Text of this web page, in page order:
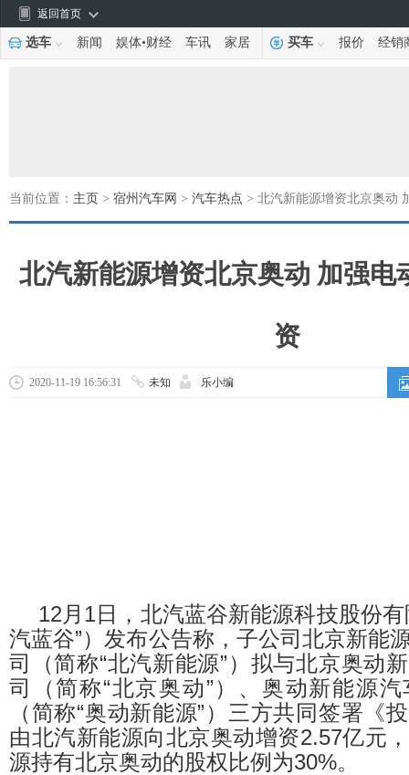
返回首页
选车 新闻 娱体•财经 车讯 家居 买车 报价 经销
当前位置： 主页 > 宿州汽车网 > 汽车热点 > 北汽新能源增资北京奥动
北汽新能源增资北京奥动 加强电
资
2020-11-19 16:56:31 未知 乐小编
12月1日，北汽蓝谷新能源科技股份
汽蓝谷”）发布公告称，子公司北京新能
司（简称“北汽新能源”）拟与北京奥动
司（简称“北京奥动”）、奥动新能源
（简称“奥动新能源”）三方共同签署《
由北汽新能源向北京奥动增资2.57亿元
源持有北京奥动的股权比例为30%。